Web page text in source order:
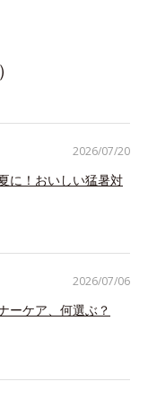
に！おいしい猛暑対
2026/07/20
ーケア、何選ぶ？
2026/07/06